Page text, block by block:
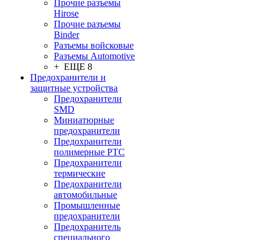
Прочие разъемы
Hirose
Прочие разъемы
Binder
Разъемы войсковые
Разъeмы Automotive
+ ЕЩЕ 8
Предохранители и
защитные устройства
Предохранители
SMD
Миниатюрные
предохранители
Предохранители
полимерные PTC
Предохранители
термические
Предохранители
автомобильные
Промышленные
предохранители
Предохранитель
специального